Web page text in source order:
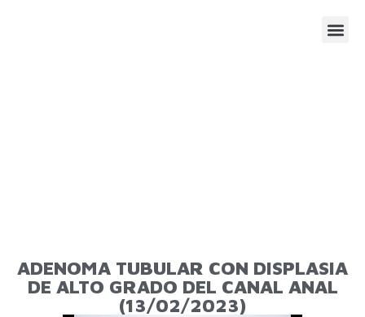
ADENOMA TUBULAR CON DISPLASIA
DE ALTO GRADO DEL CANAL ANAL
(13/02/2023)